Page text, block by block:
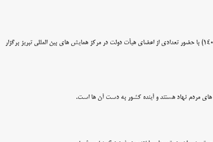
وقت نیوز - آیین اختتامیه «جشنواره ملی اتفاق»، شامگاه جمعه (۲۶ بهمن ۱۴۰۳) با حضور تعدادی از اعضای هیأت دولت در مرکز همایش های بین المللی تبریز برگزار
های مردم نهاد هستند و آینده کشور به دست آن ها است.